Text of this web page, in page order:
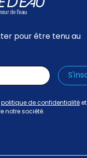
pour être tenu au
politique de confidentialité et
notre société.